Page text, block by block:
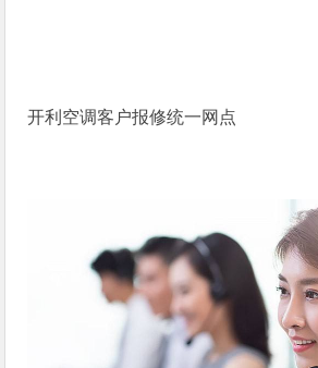
开利空调客户报修统一网点